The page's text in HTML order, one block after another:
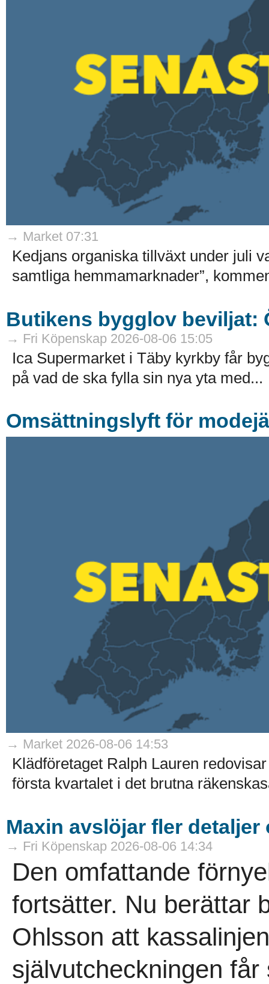
→ Market 07:31
Kedjans organiska tillväxt under juli
samtliga hemmamarknader”,
Butikens bygglov beviljat:
→ Fri Köpenskap 2026-08-06 15:05
Ica Supermarket i Täby kyrkby får
på vad de ska fylla sin nya yta med...
Omsättningslyft för
→ Market 2026-08-06 14:53
Klädföretaget Ralph Lauren
första kvartalet i det brutna
Maxin avslöjar fler
→ Fri Köpenskap 2026-08-06 14:34
Den omfattande
fortsätter. Nu berättar
Ohlsson att
självutcheckningen